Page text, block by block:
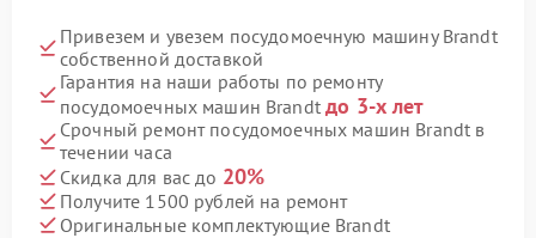
Привезем и увезем посудомоечную машину Brandt
собственной доставкой
Гарантия на наши работы по ремонту
посудомоечных машин Brandtдо 3-х лет
Срочный ремонт посудомоечных машин Brandt в
течении часа
Скидка для вас до 20%
Получите 1500 рублей на ремонт
Оригинальные комплектующие Brandt